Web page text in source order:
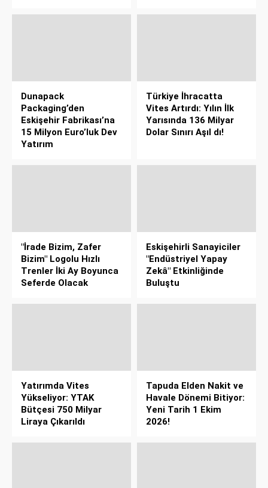
Dunapack
Packaging’den
Eskişehir Fabrikası’na
15 Milyon Euro’luk Dev
Yatırım
Türkiye İhracatta
Vites Artırdı: Yılın İlk
Yarısında 136 Milyar
Dolar Sınırı Aşıl dı!
"İrade Bizim, Zafer
Bizim" Logolu Hızlı
Trenler İki Ay Boyunca
Seferde Olacak
Eskişehirli Sanayiciler
"Endüstriyel Yapay
Zekâ" Etkinliğinde
Buluştu
Yatırımda Vites
Yükseliyor: YTAK
Bütçesi 750 Milyar
Liraya Çıkarıldı
Tapuda Elden Nakit ve
Havale Dönemi Bitiyor:
Yeni Tarih 1 Ekim
2026!